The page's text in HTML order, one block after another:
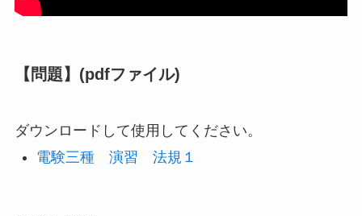
【問題】(pdfファイル)
ダウンロードして使用してください。
電験三種 演習 法規１